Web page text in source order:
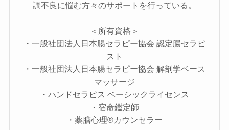
調不良に悩む方々のサポートを行っている。
＜所有資格＞
・一般社団法人日本腸セラピー協会 認定腸セラピ
スト
・一般社団法人日本腸セラピー協会 解剖学ベース
マッサージ
・ハンドセラピス ベーシックライセンス
・宿命鑑定師
・薬膳心理®カウンセラー